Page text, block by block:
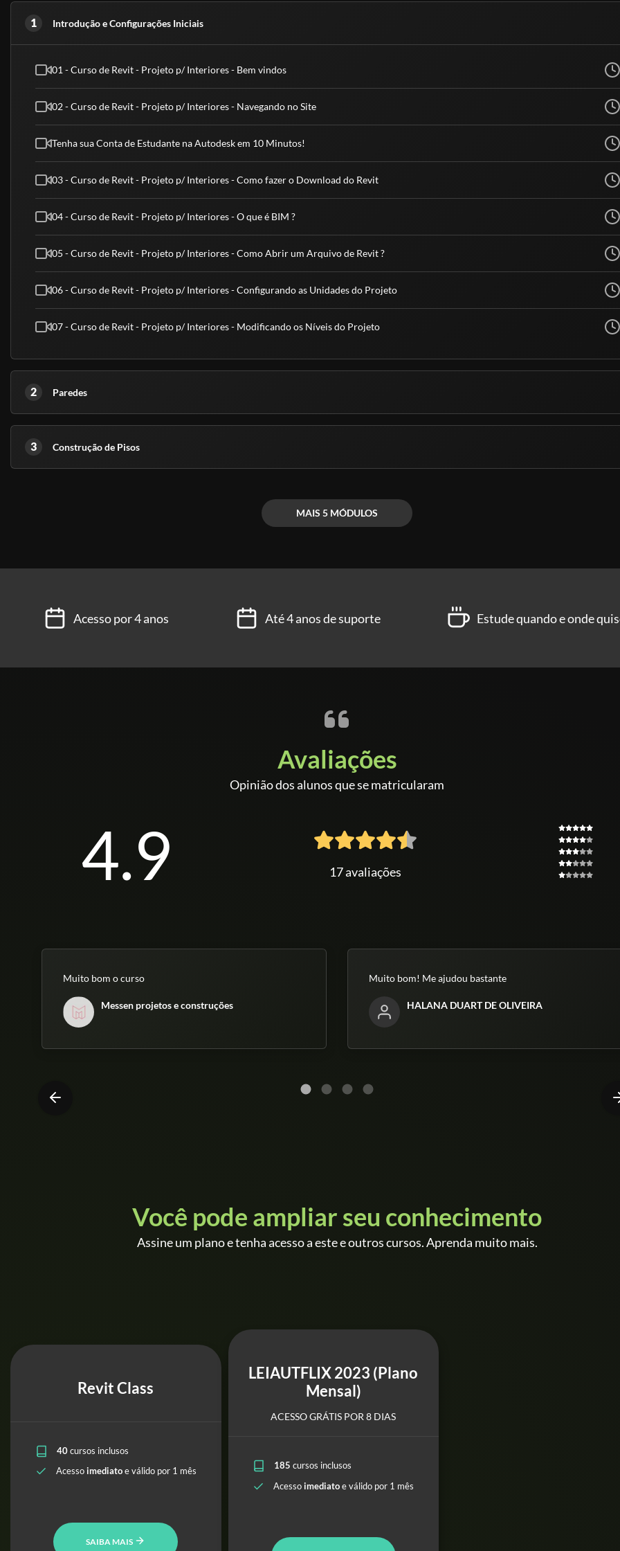
- Meu certificado é aceito pelo CREA, CRC e CRM?
superior.
(Fontes: Secretaria de Educação de São Paulo e ABED)
1 Introdução e Configurações Iniciais
01 - Curso de Revit - Projeto p/ Interiores - Bem vindos
02 - Curso de Revit - Projeto p/ Interiores - Navegando no Site
Tenha sua Conta de Estudante na Autodesk em 10 Minutos!
03 - Curso de Revit - Projeto p/ Interiores - Como fazer o Download do Revit
04 - Curso de Revit - Projeto p/ Interiores - O que é BIM ?
05 - Curso de Revit - Projeto p/ Interiores - Como Abrir um Arquivo de Revit ?
06 - Curso de Revit - Projeto p/ Interiores - Configurando as Unidades do Projeto
07 - Curso de Revit - Projeto p/ Interiores - Modificando os Níveis do Projeto
2 Paredes
3 Construção de Pisos
MAIS 5 MÓDULOS
Acesso por 4 anos Até 4 anos de suporte Estude quando e onde
Avaliações
Opinião dos alunos que se matricularam
4.9 17 avaliações
Muito bom o curso
Messen projetos e construções
Muito bom! Me ajudou bastante
HALANA DUART DE OLIVEIRA
Você pode ampliar seu conhecimento
Assine um plano e tenha acesso a este e outros cursos. Aprenda muito mais.
Revit Class
40cursos inclusos
Acessoimediatoe válido por 1 mês
SAIBA MAIS
LEIAUTFLIX 2023 (Plano
Mensal)
ACESSO GRÁTIS POR 8 DIAS
185 cursos inclusos
Acessoimediatoe válido por 1 mês